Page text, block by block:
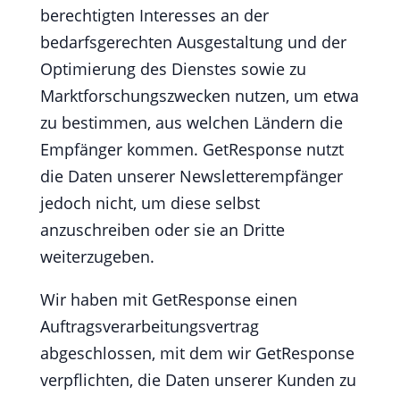
berechtigten Interesses an der
bedarfsgerechten Ausgestaltung und der
Optimierung des Dienstes sowie zu
Marktforschungszwecken nutzen, um etwa
zu bestimmen, aus welchen Ländern die
Empfänger kommen. GetResponse nutzt
die Daten unserer Newsletterempfänger
jedoch nicht, um diese selbst
anzuschreiben oder sie an Dritte
weiterzugeben.
Wir haben mit GetResponse einen
Auftragsverarbeitungsvertrag
abgeschlossen, mit dem wir GetResponse
verpflichten, die Daten unserer Kunden zu